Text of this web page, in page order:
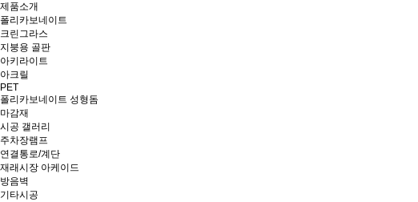
제품소개
폴리카보네이트
크린그라스
지붕용 골판
아키라이트
아크릴
PET
폴리카보네이트 성형돔
마감재
시공 갤러리
주차장램프
연결통로/계단
재래시장 아케이드
방음벽
기타시공